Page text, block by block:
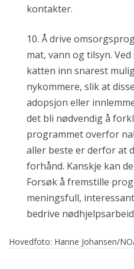
kontakter.
10. Å drive
mat, vann og tilsyn.
katten inn snarest
nykommere, slik at
adopsjon eller
det bli nødvendig å
programmet overfor
aller beste er derfor at
forhånd. Kanskje kan
Forsøk å fremstille
meningsfull,
bedrive
Hovedfoto: Hanne Johansen/